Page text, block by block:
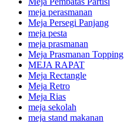
meja perasmanan
Meja Persegi Panjang
meja pesta
meja prasmanan
Meja Prasmanan Topping
MEJA RAPAT
Meja Rectangle
Meja Retro
Meja Rias
meja sekolah
meja stand makanan